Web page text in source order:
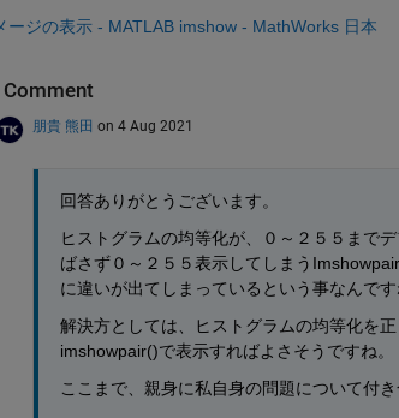
ージの表示 - MATLAB imshow - MathWorks 日本
Comment
朋貴 熊田 on 4 Aug 2021
回答ありがとうございます。
ヒストグラムの均等化が、０～２５５まで
ばさず０～２５５表示してしまう
に違いが出てしまっているという事なんです
解決方としては、ヒストグラムの均等化を
imshowpair()で表示すればよさそうですね。
ここまで、親身に私自身の問題について付